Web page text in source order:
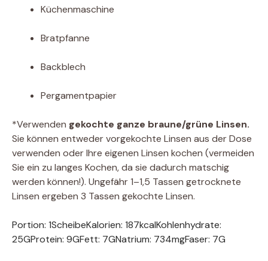
Küchenmaschine
Bratpfanne
Backblech
Pergamentpapier
*Verwenden gekochte ganze braune/grüne Linsen.
Sie können entweder vorgekochte Linsen aus der Dose
verwenden oder Ihre eigenen Linsen kochen (vermeiden
Sie ein zu langes Kochen, da sie dadurch matschig
werden können!). Ungefähr 1–1,5 Tassen getrocknete
Linsen ergeben 3 Tassen gekochte Linsen.
Portion: 1ScheibeKalorien: 187kcalKohlenhydrate:
25GProtein: 9GFett: 7GNatrium: 734mgFaser: 7G